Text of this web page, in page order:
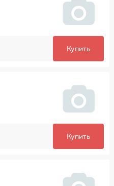
Купить
Купить